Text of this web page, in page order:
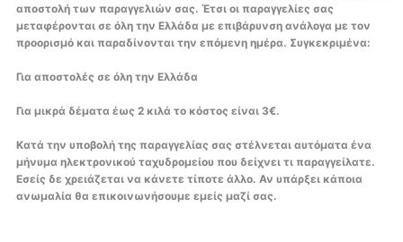
αποστολή των παραγγελιών σας. Έτσι οι παραγγελίες σας
μεταφέρονται σε όλη την Ελλάδα με επιβάρυνση ανάλογα με τον
προορισμό και παραδίνονται την επόμενη ημέρα. Συγκεκριμένα:
Για αποστολές σε όλη την Ελλάδα
Για μικρά δέματα έως 2 κιλά το κόστος είναι 3€.
Κατά την υποβολή της παραγγελίας σας στέλνεται αυτόματα ένα
μήνυμα ηλεκτρονικού ταχυδρομείου που δείχνει τι παραγγείλατε.
Εσείς δε χρειάζεται να κάνετε τίποτε άλλο. Αν υπάρξει κάποια
ανωμαλία θα επικοινωνήσουμε εμείς μαζί σας.